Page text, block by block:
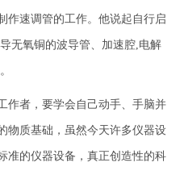
作速调管的工作。他说起自行启
无氧铜的波导管、加速腔,电解
者，要学会自己动手、手脑并
物质基础，虽然今天许多仪器设
准的仪器设备，真正创造性的科